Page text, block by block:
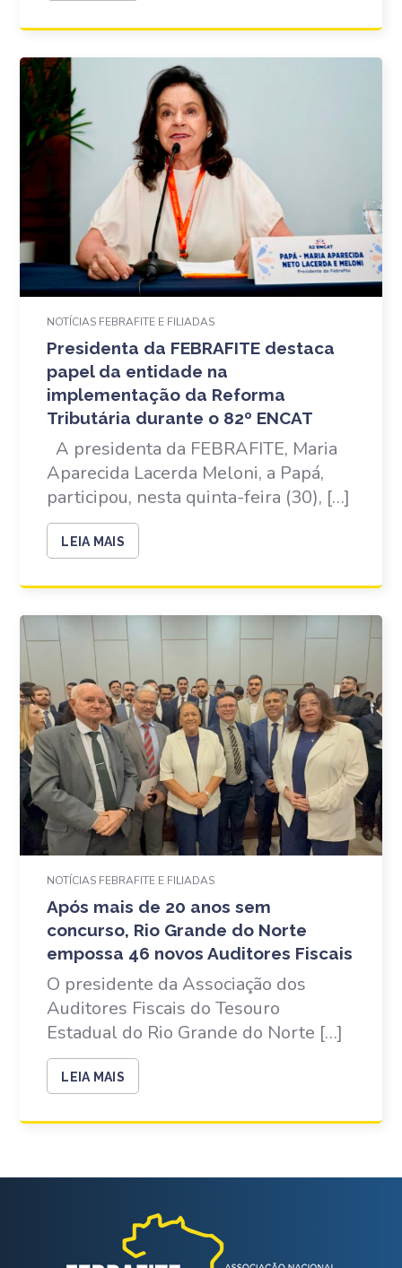
NOTÍCIAS FEBRAFITE E FILIADAS
Presidenta da FEBRAFITE destaca
papel da entidade na
implementação da Reforma
Tributária durante o 82º ENCAT
A presidenta da FEBRAFITE, Maria
Aparecida Lacerda Meloni, a Papá,
participou, nesta quinta-feira (30), […]
LEIA MAIS
NOTÍCIAS FEBRAFITE E FILIADAS
Após mais de 20 anos sem
concurso, Rio Grande do Norte
empossa 46 novos Auditores Fiscais
O presidente da Associação dos
Auditores Fiscais do Tesouro
Estadual do Rio Grande do Norte […]
LEIA MAIS